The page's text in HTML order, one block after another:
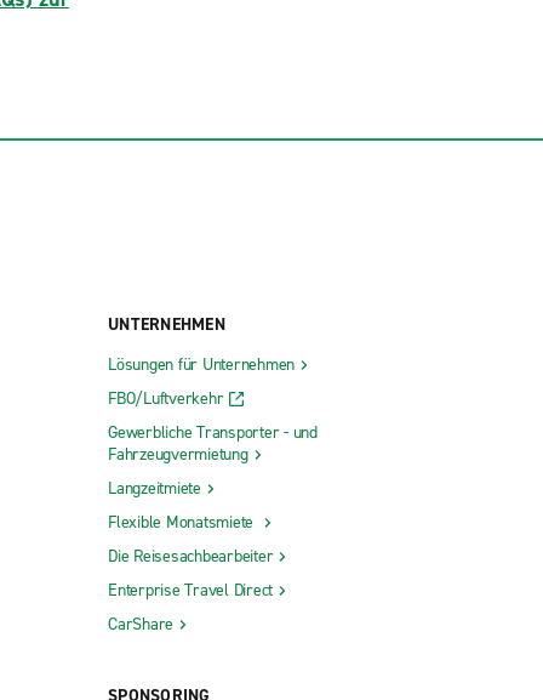
UNTERNEHMEN
Lösungen für Unternehmen
FBO/Luftverkehr
Gewerbliche Transporter - und
Fahrzeugvermietung
Langzeitmiete
Flexible Monatsmiete
Die Reisesachbearbeiter
Enterprise Travel Direct
CarShare